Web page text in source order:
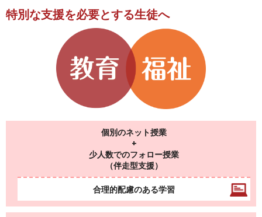
特別な支援を必要とする生徒へ
個別のネット授業
+
少人数でのフォロー授業
（伴走型支援）
合理的配慮のある学習